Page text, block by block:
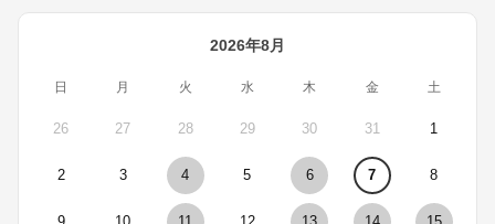
2026年8月
日 月 火 水 木 金 土
26 27 28 29 30 31 1
2 3 4 5 6 7 8